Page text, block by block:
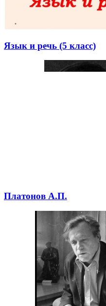
Язык и речь (5 класс)
Платонов А.П.